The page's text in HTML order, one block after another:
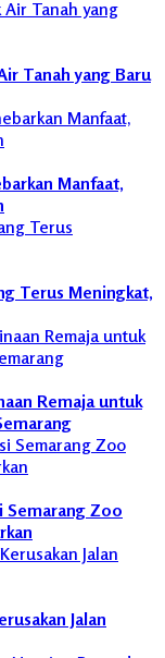
Tanah yang Baru
Manfaat,
Terus Meningkat,
Remaja untuk
Semarang Zoo
Jalan